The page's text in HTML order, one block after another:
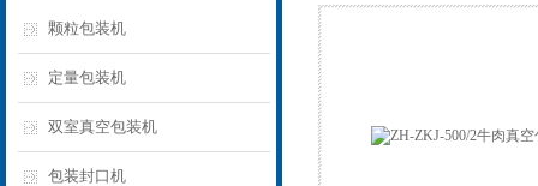
颗粒包装机
定量包装机
双室真空包装机
包装封口机